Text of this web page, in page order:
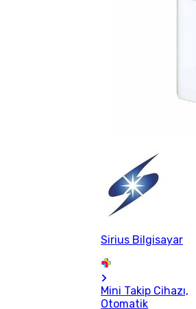
Sirius Bilgisayar
Mini Takip Cihazı,
Otomatik